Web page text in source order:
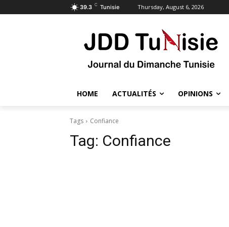
39.3 C Tunisie Thursday, August 6, 2026
HOME ACTUALITÉS OPINIONS
Tags Confiance
Tag: Confiance